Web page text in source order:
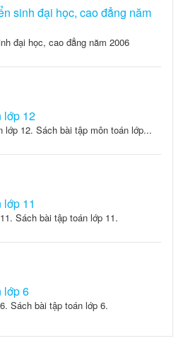
sinh đại học, cao đẳng năm
đại học, cao đẳng năm 2006
lớp 12
lớp 12. Sách bài tập môn toán lớp...
11
Sách bài tập toán lớp 11.
lớp 6
Sách bài tập toán lớp 6.